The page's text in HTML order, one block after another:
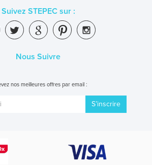
Suivez STEPEC sur :
Nous Suivre
nos meilleures offres par email :
S’inscrire